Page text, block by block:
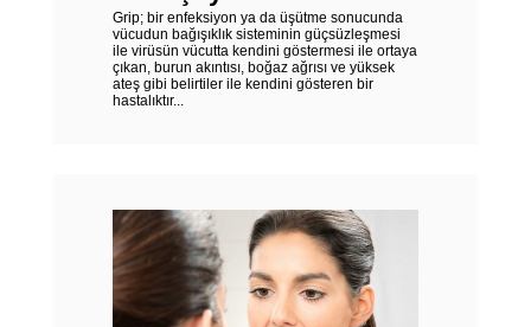
Grip; bir enfeksiyon ya da üşütme sonucunda
vücudun bağışıklık sisteminin güçsüzleşmesi
ile virüsün vücutta kendini göstermesi ile ortaya
çıkan, burun akıntısı, boğaz ağrısı ve yüksek
ateş gibi belirtiler ile kendini gösteren bir
hastalıktır...